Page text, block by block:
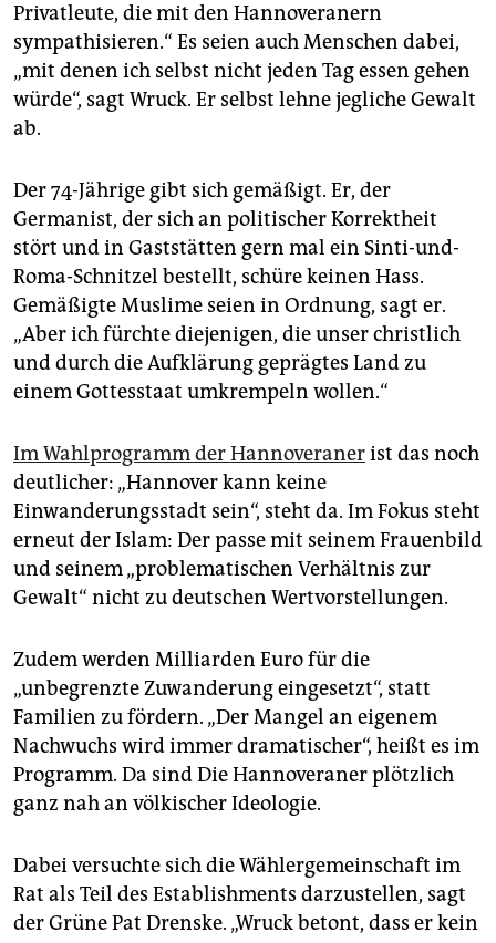
Privatleute, die mit den Hannoveranern
sympathisieren.“ Es seien auch Menschen dabei,
„mit denen ich selbst nicht jeden Tag essen gehen
würde“, sagt Wruck. Er selbst lehne jegliche Gewalt
ab.
Der 74-Jährige gibt sich gemäßigt. Er, der
Germanist, der sich an politischer Korrektheit
stört und in Gaststätten gern mal ein Sinti-und-
Roma-Schnitzel bestellt, schüre keinen Hass.
Gemäßigte Muslime seien in Ordnung, sagt er.
„Aber ich fürchte diejenigen, die unser christlich
und durch die Aufklärung geprägtes Land zu
einem Gottesstaat umkrempeln wollen.“
Im Wahlprogramm der Hannoveranerist das noch
deutlicher: „Hannover kann keine
Einwanderungsstadt sein“, steht da. Im Fokus steht
erneut der Islam: Der passe mit seinem Frauenbild
und seinem „problematischen Verhältnis zur
Gewalt“ nicht zu deutschen Wertvorstellungen.
Zudem werden Milliarden Euro für die
„unbegrenzte Zuwanderung eingesetzt“, statt
Familien zu fördern. „Der Mangel an eigenem
Nachwuchs wird immer dramatischer“, heißt es im
Programm. Da sind Die Hannoveraner plötzlich
ganz nah an völkischer Ideologie.
Dabei versuchte sich die Wählergemeinschaft im
Rat als Teil des Establishments darzustellen, sagt
der Grüne Pat Drenske. „Wruck betont, dass er kein